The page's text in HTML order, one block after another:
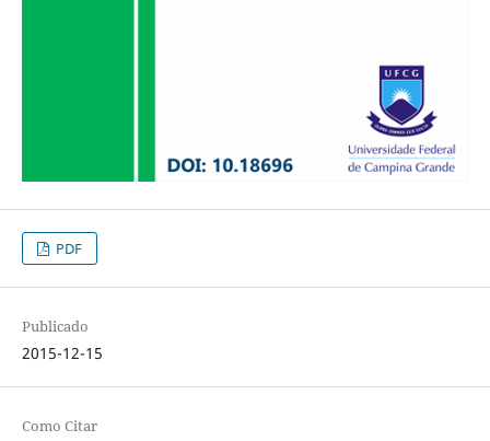
PDF
Publicado
2015-12-15
Como Citar